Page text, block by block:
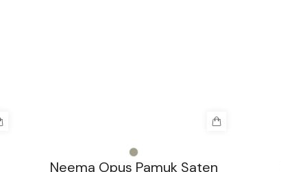
Neema Opus Pamuk Saten